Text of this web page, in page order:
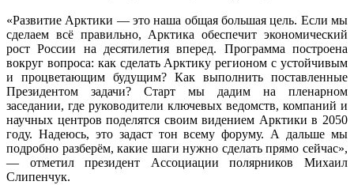
«Развитие Арктики — это наша общая большая цель. Если мы
сделаем всё правильно, Арктика обеспечит экономический
рост России на десятилетия вперед. Программа построена
вокруг вопроса: как сделать Арктику регионом с устойчивым
и процветающим будущим? Как выполнить поставленные
Президентом задачи? Старт мы дадим на пленарном
заседании, где руководители ключевых ведомств, компаний и
научных центров поделятся своим видением Арктики в 2050
году. Надеюсь, это задаст тон всему форуму. А дальше мы
подробно разберём, какие шаги нужно сделать прямо сейчас»,
— отметил президент Ассоциации полярников Михаил
Слипенчук.